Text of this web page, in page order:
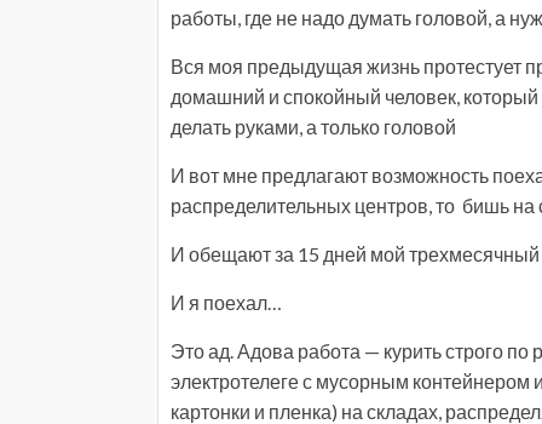
работы, где не надо думать головой, а
Вся моя предыдущая жизнь протестует
домашний и спокойный человек,
делать руками, а только головой
И вот мне предлагают возможность
распределительных центров, то бишь на
И обещают за 15 дней мой
И я поехал…
Это ад. Адова работа — курить строго
электротелеге с мусорным контейнером
картонки и пленка) на складах,